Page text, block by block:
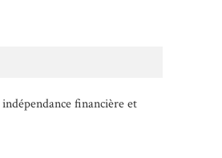
indépendance financière et